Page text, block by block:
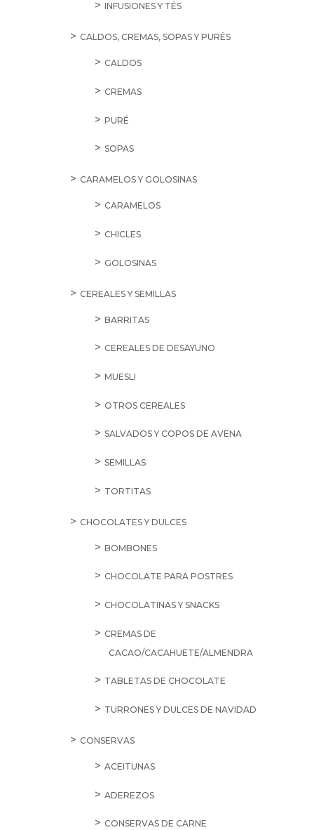
INFUSIONES Y TÉS
CALDOS, CREMAS, SOPAS Y PURÉS
CALDOS
CREMAS
PURÉ
SOPAS
CARAMELOS Y GOLOSINAS
CARAMELOS
CHICLES
GOLOSINAS
CEREALES Y SEMILLAS
BARRITAS
CEREALES DE DESAYUNO
MUESLI
OTROS CEREALES
SALVADOS Y COPOS DE AVENA
SEMILLAS
TORTITAS
CHOCOLATES Y DULCES
BOMBONES
CHOCOLATE PARA POSTRES
CHOCOLATINAS Y SNACKS
CREMAS DE
CACAO/CACAHUETE/ALMENDRA
TABLETAS DE CHOCOLATE
TURRONES Y DULCES DE NAVIDAD
CONSERVAS
ACEITUNAS
ADEREZOS
CONSERVAS DE CARNE